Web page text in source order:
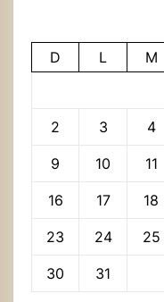
D L M
2 3 4
9 10 11
16 17 18
23 24 25
30
31